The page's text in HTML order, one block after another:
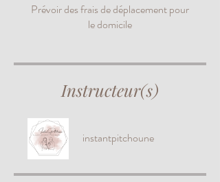
Prévoir des frais de déplacement pour
le domicile
Instructeur(s)
instantpitchoune